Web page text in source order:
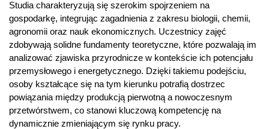
Studia charakteryzują się szerokim spojrzeniem na
gospodarkę, integrując zagadnienia z zakresu biologii, chemii,
agronomii oraz nauk ekonomicznych. Uczestnicy zajęć
zdobywają solidne fundamenty teoretyczne, które pozwalają im
analizować zjawiska przyrodnicze w kontekście ich potencjału
przemysłowego i energetycznego. Dzięki takiemu podejściu,
osoby kształcące się na tym kierunku potrafią dostrzec
powiązania między produkcją pierwotną a nowoczesnym
przetwórstwem, co stanowi kluczową kompetencję na
dynamicznie zmieniającym się rynku pracy.